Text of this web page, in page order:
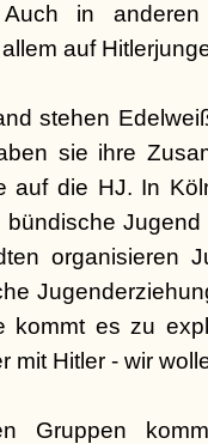
Auch in
auf
stehen
sie ihre
auf die HJ. In
organisieren
kommt es zu
mit Hitler - wir
Gruppen